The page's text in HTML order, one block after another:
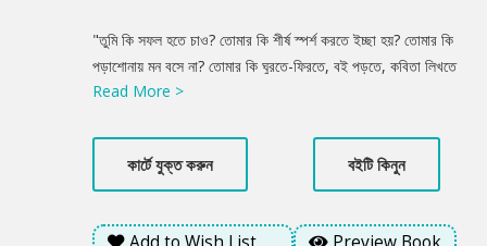
Product
Summery
"তুমি কি সফল হতে চাও? তোমার কি শীর্ষ স্পর্শ করতে ইচ্ছা হয়? তোমার কি
পড়াশোনায় মন বসে না? তোমার কি ঘুরতে-ফিরতে, বই পড়তে, কবিতা লিখতে
ভালো লাগে? তুমি শুধু খেলাধুলাই পছন্দ করো? তোমার কি গণিত ভালো লাগে
লাগে শুধু আলসেমি করতে ! তুমি বলো, আমার কিস্যু ভাল্লাগে না! এই বই
সফলতার সহজ সূত্র শিখিয়ে দেবে। পৃথিবীর সফল মানুষদের জীবনকাহিনী থেকে
আনিসুল হক বের করার চেষ্টা করেছেন সাফল্যের গোপন চাবিকাঠি।"
Read More >
কার্টে যুক্ত করুন বইটি কিনুন